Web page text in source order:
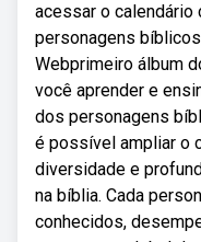
acessar o
personagens
Webprimeiro álbum
você aprender e
dos personagens
é possível ampliar o
diversidade e
na bíblia. Cada
conhecidos,